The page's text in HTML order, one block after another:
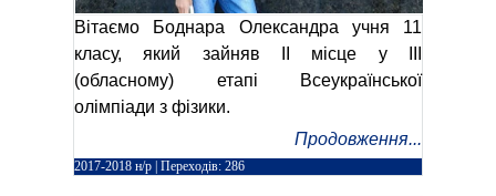
Вітаємо Боднара Олександра учня 11
класу, який зайняв ІІ місце у ІІІ
(обласному) етапі Всеукраїнської
олімпіади з фізики.
Продовження...
2017-2018 н/р | Переходів: 286